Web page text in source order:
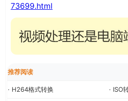
73699.html
推荐阅读
· H264格式转换 · ISO